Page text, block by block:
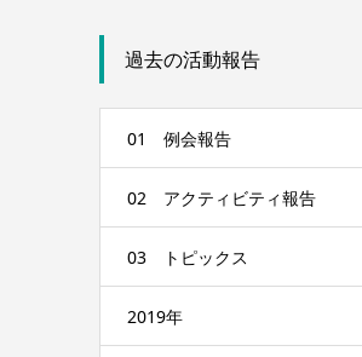
過去の活動報告
01 例会報告
02 アクティビティ報告
03 トピックス
2019年